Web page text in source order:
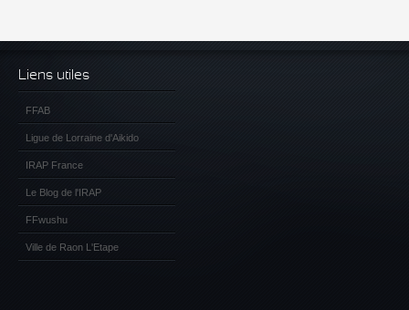
Liens utiles
FFAB
Ligue de Lorraine d'Aikido
IRAP France
Le Blog de l'IRAP
FFwushu
Ville de Raon L'Etape